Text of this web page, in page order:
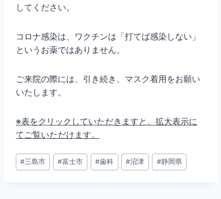
してください。
コロナ感染は、ワクチンは「打てば感染しない」
というお薬ではありません。
ご来院の際には、引き続き、マスク着用をお願い
いたします。
※表をクリックしていただきますと、拡大表示に
てご覧いただけます。
投
稿
#三島市 #富士市 #歯科 #沼津 #静岡県